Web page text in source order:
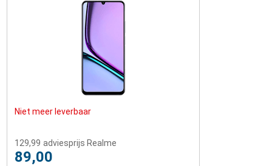
Niet meer leverbaar
129,99 adviesprijs Realme
89,00